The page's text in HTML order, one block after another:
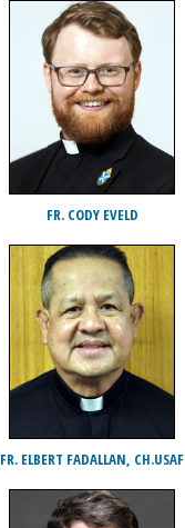
FR. CODY EVELD
FR. ELBERT FADALLAN, CH.USAF